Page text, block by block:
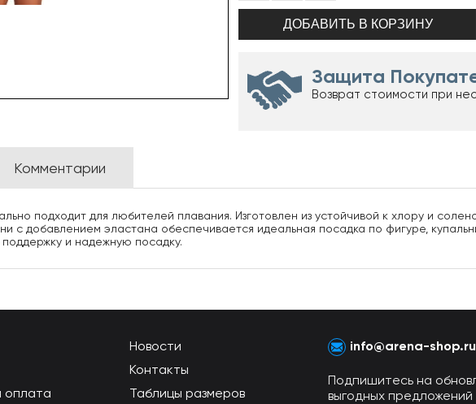
Защита
Возврат стоимости при
Комментарии
подходит для любителей плавания. Изготовлен из устойчивой к хлору и
с добавлением эластана обеспечивается идеальная посадка по фигуре,
и надежную посадку.
оплата
Новости
Контакты
Таблицы размеров
info@arena-shop.ru
Подпишитесь на
выгодных предложений